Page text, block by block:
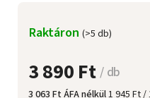
3 890 Ft/ db
3 063 Ft ÁFA nélkül1 945 Ft /
Raktáron (>5 db)